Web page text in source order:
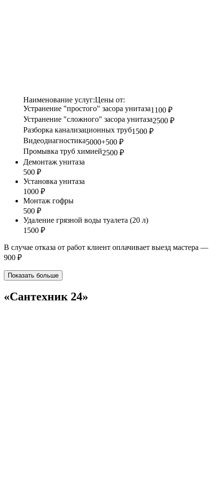
Наименование услуг:Цены от:
Устранение "простого" засора унитаза1100 ₽
Устранение "сложного" засора унитаза2500 ₽
Разборка канализационных труб1500 ₽
Видеодиагностика5000+500 ₽
Промывка труб химией2500 ₽
Демонтаж унитаза
500 ₽
Установка унитаза
1000 ₽
Монтаж гофры
500 ₽
Удаление грязной воды туалета (20 л)
1500 ₽
В случае отказа от работ клиент оплачивает выезд мастера —
900 ₽
Показать больше
«Сантехник 24»